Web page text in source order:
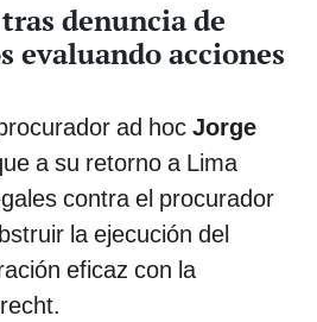
denuncia de
evaluando acciones
ad hoc Jorge
a su retorno a Lima
contra el procurador
la ejecución del
eficaz con la